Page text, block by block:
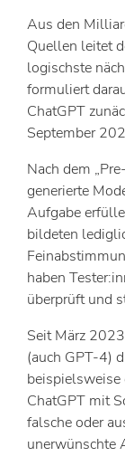
Aus den
Quellen leitet
logischste
formuliert
ChatGPT
September
Nach dem
generierte
Aufgabe
bildeten
haben
überprüft und
Seit März
(auch GPT-4)
ChatGPT mit
falsche oder
unerwünschte